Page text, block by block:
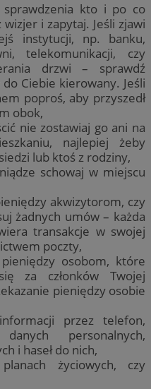
kto i po co
i zapytaj. Jeśli zjawi
instytucji, np. banku,
telekomunikacji, czy
drzwi – sprawdź
Ciebie kierowany. Jeśli
poproś, aby przyszedł
obok,
nie zostawiaj go ani na
najlepiej żeby
lub ktoś z rodziny,
schowaj w miejscu
akwizytorom, czy
żadnych umów – każda
transakcje w swojej
poczty,
osobom, które
za członków Twojej
pieniędzy osobie
przez telefon,
personalnych,
i haseł do nich,
życiowych, czy